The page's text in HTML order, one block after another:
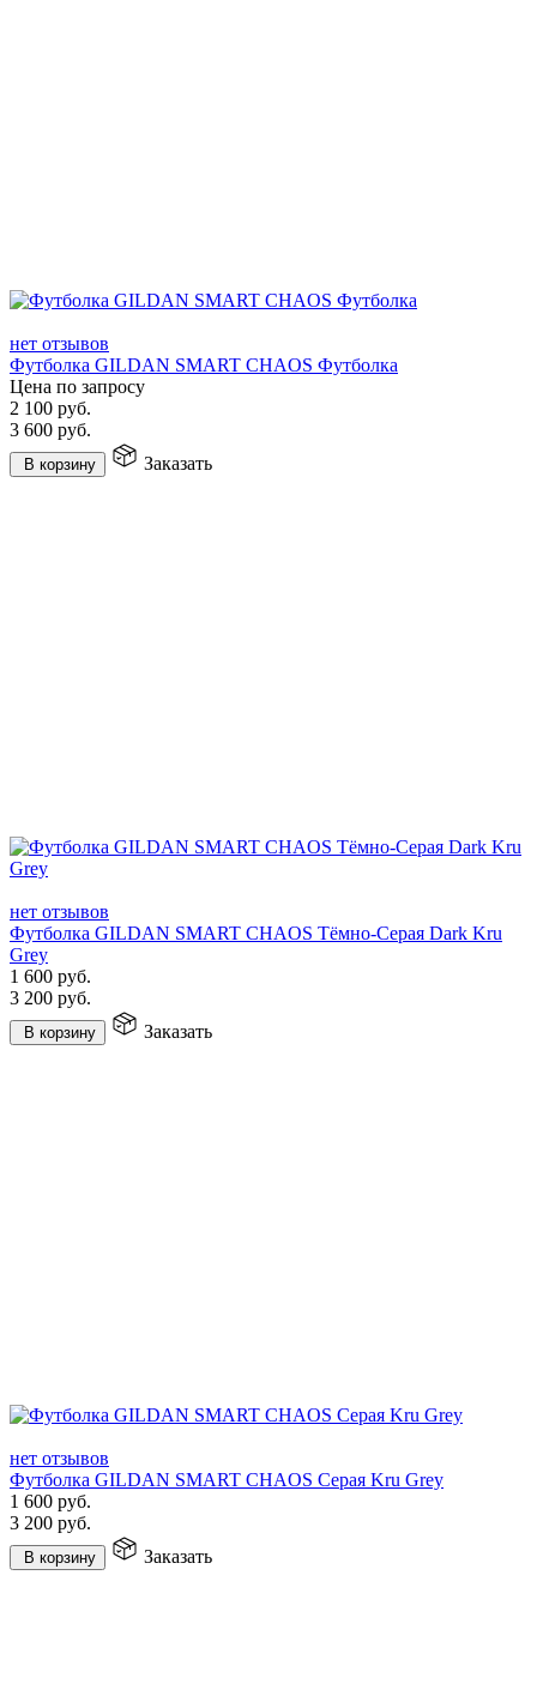
нет отзывов
Футболка GILDAN SMART CHAOS Футболка
Цена по запросу
2 100 руб.
3 600 руб.
В корзину Заказать
нет отзывов
Футболка GILDAN SMART CHAOS Тёмно-Серая Dark Kru
Grey
1 600 руб.
3 200 руб.
В корзину Заказать
нет отзывов
Футболка GILDAN SMART CHAOS Серая Kru Grey
1 600 руб.
3 200 руб.
В корзину Заказать